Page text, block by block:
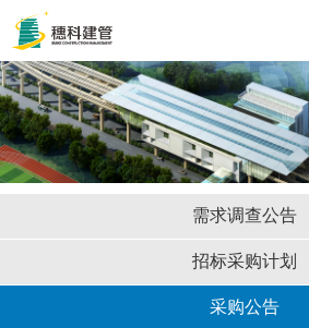
需求调查公告
招标采购计划
采购公告